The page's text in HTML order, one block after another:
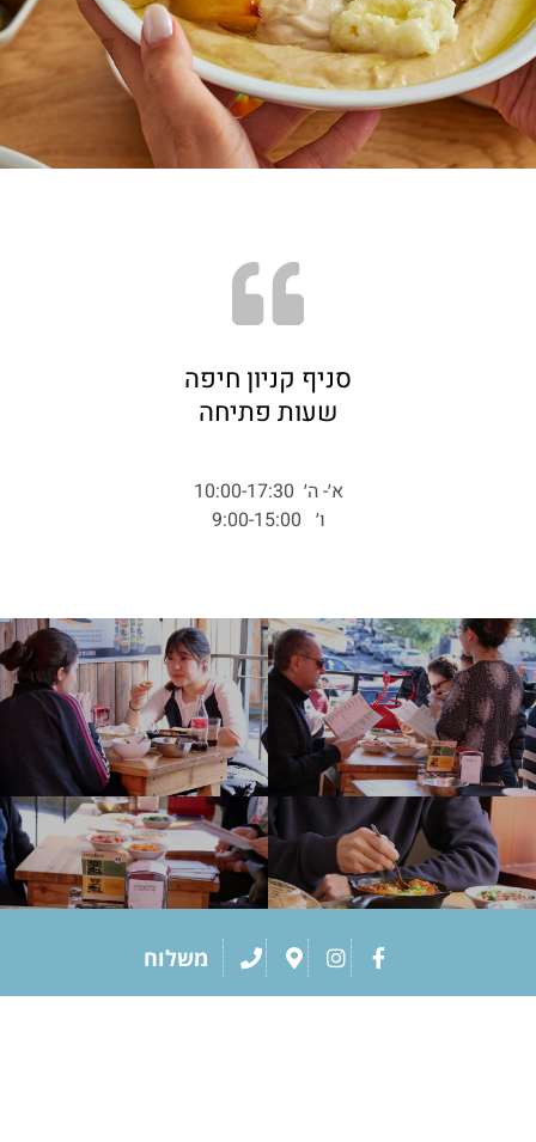
סניף קניון חיפה
שעות פתיחה
א׳- ה׳ 10:00-17:30
ו׳ 9:00-15:00
משלוח